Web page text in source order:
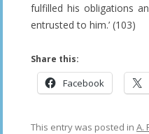
fulfilled his obligations
entrusted to him.’ (103)
Share this:
Facebook
This entry was posted in A.